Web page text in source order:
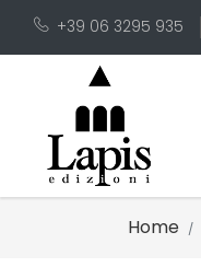
+39 06 3295 935
Home